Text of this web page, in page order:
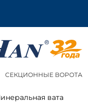
СЕКЦИОННЫЕ ВОРОТА
Минеральная вата